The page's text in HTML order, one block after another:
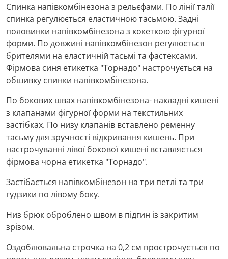
Спинка напівкомбінезона з рельєфами. По лінії талії
спинка регулюється еластичною тасьмою. Задні
половинки напівкомбінезона з кокеткою фігурної
форми. По довжині напівкомбінезон регулюється
брителями на еластичній тасьмі та фастексами.
Фірмова синя етикетка "Торнадо" настрочується на
обшивку спинки напівкомбінезона.
По бокових швах напівкомбінезона- накладні кишені
з клапанами фігурної форми на текстильних
застібках. По низу клапанів вставлено ременну
тасьму для зручності відкривання кишень. При
настрочуванні лівої бокової кишені вставляється
фірмова чорна етикетка "Торнадо".
Застібається напівкомбінезон на три петлі та три
гудзики по лівому боку.
Низ брюк оброблено швом в підгин із закритим
зрізом.
Оздоблювальна строчка на 0,2 см прострочується по